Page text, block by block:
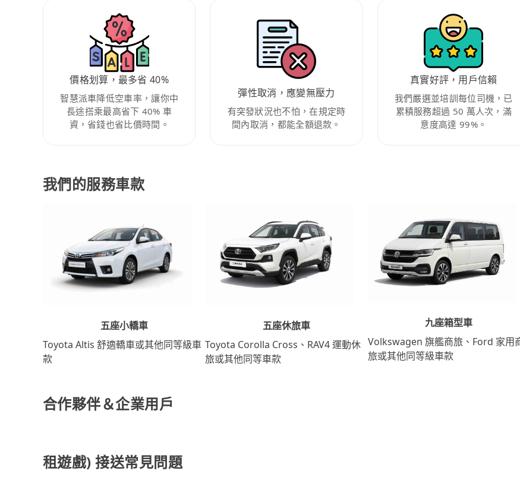
價格划算，最多省 40%
智慧派車降低空車率，讓你中
長途搭乘最高省下 40% 車
資，省錢也省比價時間。
彈性取消，應變無壓力
有突發狀況也不怕，在規定時
間內取消，都能全額退款。
真實好評，用戶信賴
我們嚴選並培訓每位司機，已
累積服務超過 50 萬人次，滿
意度高達 99%。
我們的服務車款
五座小轎車
Toyota Altis 舒適轎車或其他同等級車
款
五座休旅車
Toyota Corolla Cross、RAV4 運動休
旅或其他同等車款
九座箱型車
Volkswagen 旗艦商旅、Ford 家用
旅或其他同等級車款
合作夥伴＆企業用戶
租遊戲) 接送常見問題